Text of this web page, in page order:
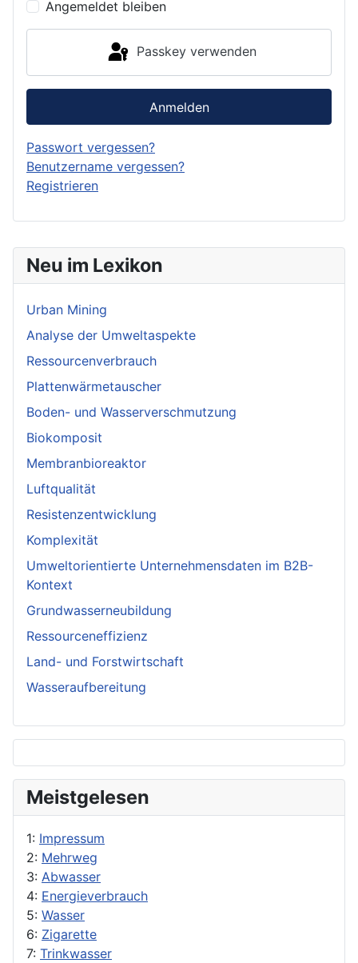
Neu im Lexikon
Urban Mining
Analyse der Umweltaspekte
Ressourcenverbrauch
Plattenwärmetauscher
Boden- und Wasserverschmutzung
Biokomposit
Membranbioreaktor
Luftqualität
Resistenzentwicklung
Komplexität
Umweltorientierte Unternehmensdaten im B2B-
Kontext
Grundwasserneubildung
Ressourceneffizienz
Land- und Forstwirtschaft
Wasseraufbereitung
Meistgelesen
1: Impressum
2: Mehrweg
3: Abwasser
4: Energieverbrauch
5: Wasser
6: Zigarette
7: Trinkwasser
Angemeldet bleiben
Passkey verwenden
Anmelden
Passwort vergessen?
Benutzername vergessen?
Registrieren